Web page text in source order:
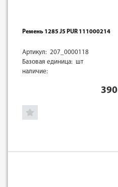
Ремень 1285 J5 PUR 111000214
Артикул: 207_0000118
Базовая единица: шт
наличие:
390